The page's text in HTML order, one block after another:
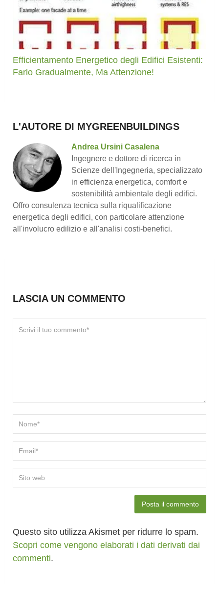
Efficientamento Energetico degli Edifici Esistenti:
Farlo Gradualmente, Ma Attenzione!
L'AUTORE DI MYGREENBUILDINGS
Andrea Ursini Casalena
Ingegnere e dottore di ricerca in
Scienze dell'Ingegneria, specializzato
in efficienza energetica, comfort e
sostenibilità ambientale degli edifici.
Offro consulenza tecnica sulla riqualificazione
energetica degli edifici, con particolare attenzione
all'involucro edilizio e all'analisi costi-benefici.
LASCIA UN COMMENTO
Questo sito utilizza Akismet per ridurre lo spam.
Scopri come vengono elaborati i dati derivati dai
commenti.